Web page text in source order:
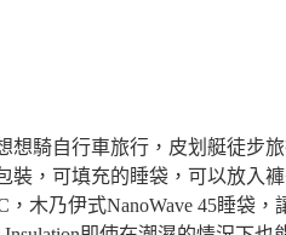
想騎自行車旅行，皮划艇徒步
裝，可填充的睡袋，可以放入
木乃伊式NanoWave 45睡袋，